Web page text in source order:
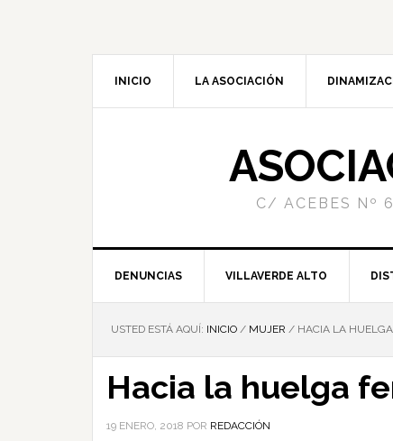
INICIO LA ASOCIACIÓN
C/ ACEBES Nº
DENUNCIAS VILLAVERDE ALTO
USTED ESTÁ AQUÍ: INICIO / MUJER / HACIA LA
Hacia la huelga
19 ENERO, 2018 POR REDACCIÓN